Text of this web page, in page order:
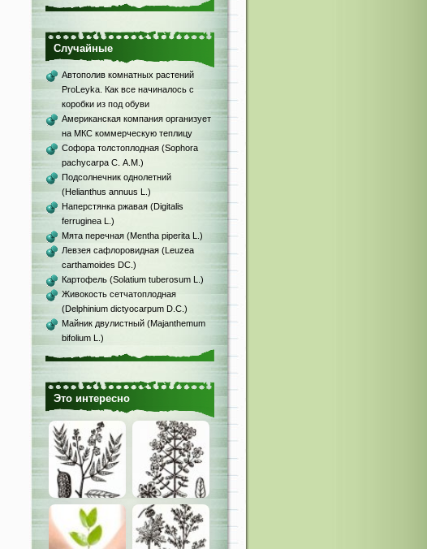
Случайные
Автополив комнатных растений
ProLeyka. Как все начиналось с
коробки из под обуви
Американская компания организует
на МКС коммерческую теплицу
Софора толстоплодная (Sophora
pachycarpa С. A.M.)
Подсолнечник однолетний
(Helianthus annuus L.)
Наперстянка ржавая (Digitalis
ferruginea L.)
Мята перечная (Mentha piperita L.)
Левзея сафлоровидная (Leuzea
carthamoides DC.)
Картофель (Solatium tuberosum L.)
Живокость сетчатоплодная
(Delphinium dictyocarpum D.C.)
Майник двулистный (Majanthemum
bifolium L.)
Это интересно